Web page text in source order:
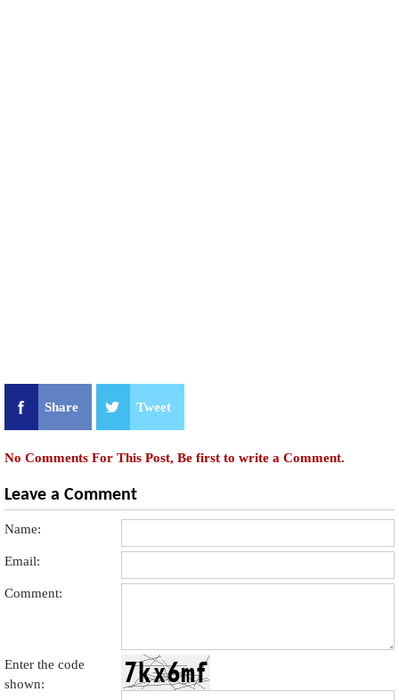
Share Tweet
No Comments For This Post, Be first to write a Comment.
Leave a Comment
Name:
Email:
Comment:
Enter the code
shown: